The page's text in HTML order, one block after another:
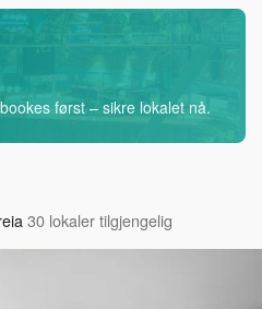
først – sikre lokalet nå.
30 lokaler tilgjengelig